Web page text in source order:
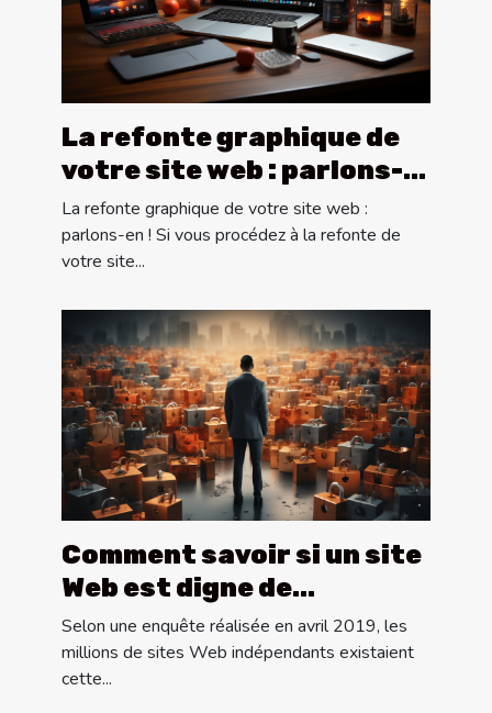
La refonte graphique de
votre site web : parlons-
en !
La refonte graphique de votre site web :
parlons-en ! Si vous procédez à la refonte de
votre site...
Comment savoir si un site
Web est digne de
confiance ?
Selon une enquête réalisée en avril 2019, les
millions de sites Web indépendants existaient
cette...